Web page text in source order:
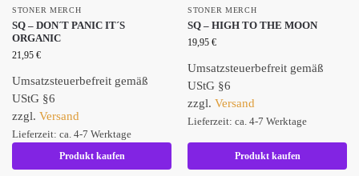
STONER MERCH
SQ – DON´T PANIC IT´S
ORGANIC
21,95 €
Umsatzsteuerbefreit gemäß
UStG §6
zzgl. Versand
Lieferzeit: ca. 4-7 Werktage
Produkt kaufen
STONER MERCH
SQ – HIGH TO THE MOON
19,95 €
Umsatzsteuerbefreit gemäß
UStG §6
zzgl. Versand
Lieferzeit: ca. 4-7 Werktage
Produkt kaufen